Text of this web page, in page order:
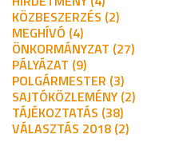
KÖZBESZERZÉS (2)
MEGHÍVÓ (4)
ÖNKORMÁNYZAT (27)
PÁLYÁZAT (9)
POLGÁRMESTER (3)
SAJTÓKÖZLEMÉNY (2)
TÁJÉKOZTATÁS (38)
VÁLASZTÁS 2018 (2)